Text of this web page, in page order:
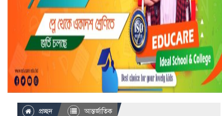
প্রচ্ছদ
আন্তর্জাতিক